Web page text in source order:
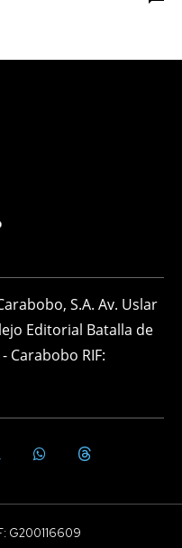
S.A. Av. Uslar
Editorial Batalla de
Carabobo RIF:
G200116609